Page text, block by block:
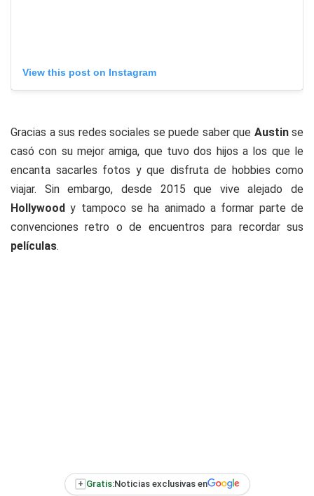
View this post on Instagram
Gracias a sus redes sociales se puede saber que Austin se
casó con su mejor amiga, que tuvo dos hijos a los que le
encanta sacarles fotos y que disfruta de hobbies como
viajar. Sin embargo, desde 2015 que vive alejado de
Hollywoody tampoco se ha animado a formar parte de
convenciones retro o de encuentros para recordar sus
películas.
+ Gratis:Noticias exclusivas en